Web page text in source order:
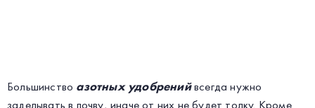
Большинство азотных удобренийвсегда нужно
заделывать в почву, иначе от них не будет толку. Кроме